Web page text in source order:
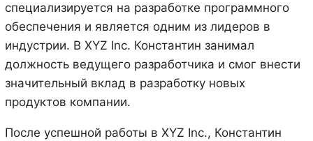
специализируется на разработке программного
обеспечения и является одним из лидеров в
индустрии. В XYZ Inc. Константин занимал
должность ведущего разработчика и смог внести
значительный вклад в разработку новых
продуктов компании.
После успешной работы в XYZ Inc., Константин